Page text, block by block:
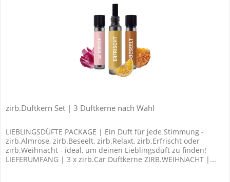
zirb.Duftkern Set | 3 Duftkerne nach Wahl
LIEBLINGSDÜFTE PACKAGE | Ein Duft für jede Stimmung -
zirb.Almrose, zirb.Beseelt, zirb.Relaxt, zirb.Erfrischt oder
zirb.Weihnacht - ideal, um deinen Lieblingsduft zu finden!
LIEFERUMFANG | 3 x zirb.Car Duftkerne ZIRB.WEIHNACHT |...